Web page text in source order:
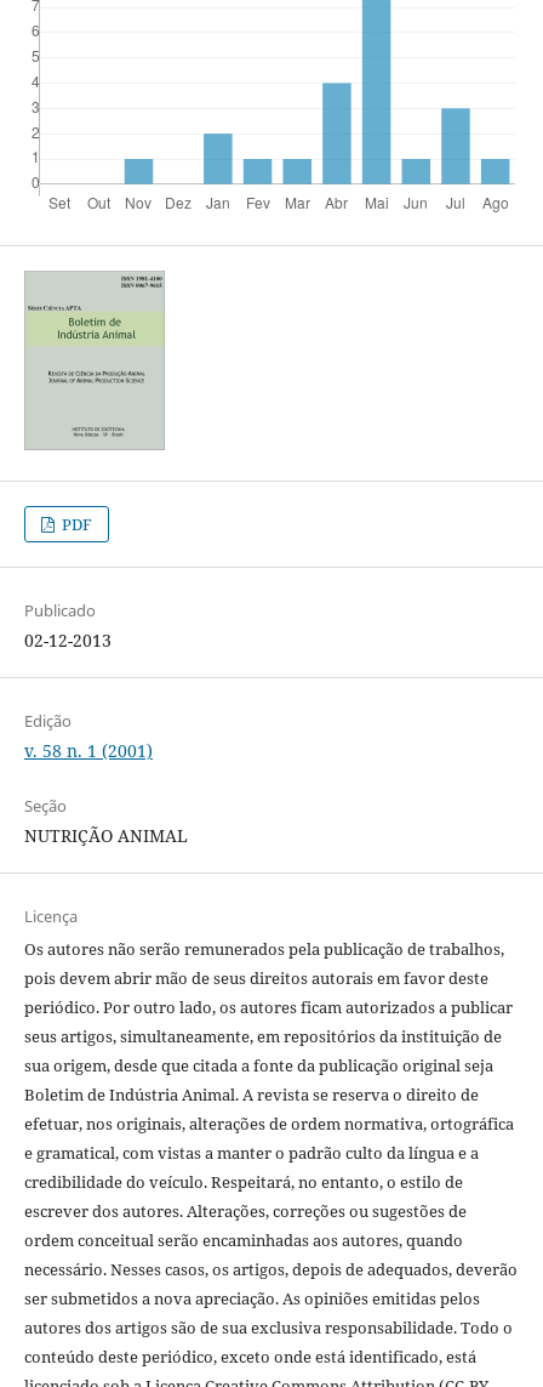
PDF
Publicado
02-12-2013
Edição
v. 58 n. 1 (2001)
Seção
NUTRIÇÃO ANIMAL
Licença
Os autores não serão remunerados pela publicação de trabalhos,
pois devem abrir mão de seus direitos autorais em favor deste
periódico. Por outro lado, os autores ficam autorizados a publicar
seus artigos, simultaneamente, em repositórios da instituição de
sua origem, desde que citada a fonte da publicação original seja
Boletim de Indústria Animal. A revista se reserva o direito de
efetuar, nos originais, alterações de ordem normativa, ortográfica
e gramatical, com vistas a manter o padrão culto da língua e a
credibilidade do veículo. Respeitará, no entanto, o estilo de
escrever dos autores. Alterações, correções ou sugestões de
ordem conceitual serão encaminhadas aos autores, quando
necessário. Nesses casos, os artigos, depois de adequados, deverão
ser submetidos a nova apreciação. As opiniões emitidas pelos
autores dos artigos são de sua exclusiva responsabilidade. Todo o
conteúdo deste periódico, exceto onde está identificado, está